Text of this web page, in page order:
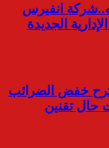
مليارات جنيه..شركة انفيرس
الجديدة
خفض الضرائب
غير الرسمى 5 سنوات حال تقنين